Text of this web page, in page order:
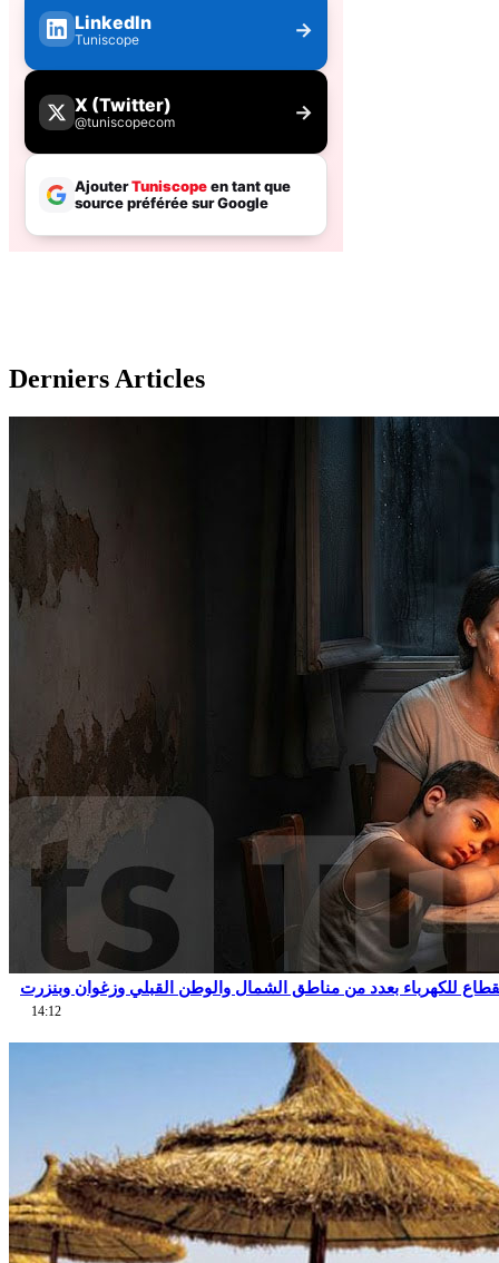
Derniers Articles
للكهرباء بعدد من مناطق الشمال والوطن القبلي وزغوان وبنزرت
14:12